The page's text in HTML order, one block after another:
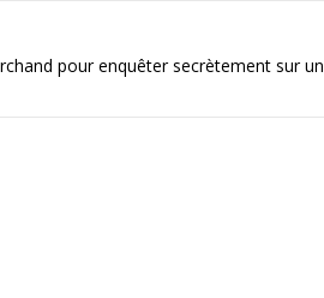
pour enquêter secrètement sur un